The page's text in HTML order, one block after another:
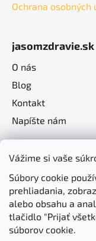
Vážime si vaše
Súbory cookie
prehliadania,
alebo obsahu a
tlačidlo "Prijať
súborov cookie.
Ochrana osobných
jasomzdravie.sk
O nás
Blog
Kontakt
Napíšte nám